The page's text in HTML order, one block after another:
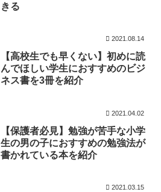
きる
2021.08.14
【高校生でも早くない】初めに読
んでほしい学生におすすめのビジ
ネス書を3冊を紹介
2021.04.02
【保護者必見】勉強が苦手な小学
生の男の子におすすめの勉強法が
書かれている本を紹介
2021.03.15